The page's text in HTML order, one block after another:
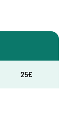
25€